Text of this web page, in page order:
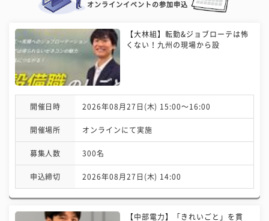
オンラインイベントの参加申込
【大林組】転勤&ジョブローテは怖
くない！九州の現場から設
開催日時 2026年08月27日(木) 15:00〜16:00
開催場所 オンラインにて実施
募集人数 300名
申込締切 2026年08月27日(木) 14:00
【中部電力】「きれいごと」を貫